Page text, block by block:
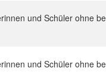
und Schüler ohne
und Schüler ohne